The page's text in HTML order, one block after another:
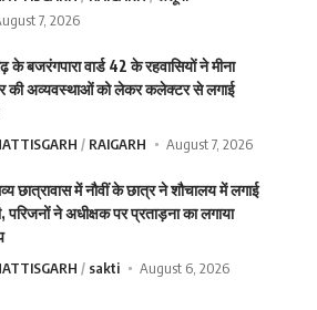
7, 2026
के बजरंगपारा वार्ड 42 के रहवासियों ने मीना
की अव्यवस्थाओं को लेकर कलेक्टर से लगाई
RAIGARH August 7, 2026
छात्रावास में नौवीं के छात्र ने शौचालय में लगाई
परिजनों ने अधीक्षक पर प्रताड़ना का लगाया
sakti August 6, 2026